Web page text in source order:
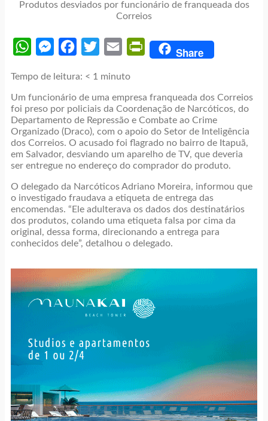
Produtos desviados por funcionário de franqueada dos
Correios
WhatsAppMessengerFacebook
Twitter Email PrintFriendly
Share
Tempo de leitura: < 1 minuto
Um funcionário de uma empresa franqueada dos Correios
foi preso por policiais da Coordenação de Narcóticos, do
Departamento de Repressão e Combate ao Crime
Organizado (Draco), com o apoio do Setor de Inteligência
dos Correios. O acusado foi flagrado no bairro de Itapuã,
em Salvador, desviando um aparelho de TV, que deveria
ser entregue no endereço do comprador do produto.
O delegado da Narcóticos Adriano Moreira, informou que
o investigado fraudava a etiqueta de entrega das
encomendas. “Ele adulterava os dados dos destinatários
dos produtos, colando uma etiqueta falsa por cima da
original, dessa forma, direcionando a entrega para
conhecidos dele”, detalhou o delegado.